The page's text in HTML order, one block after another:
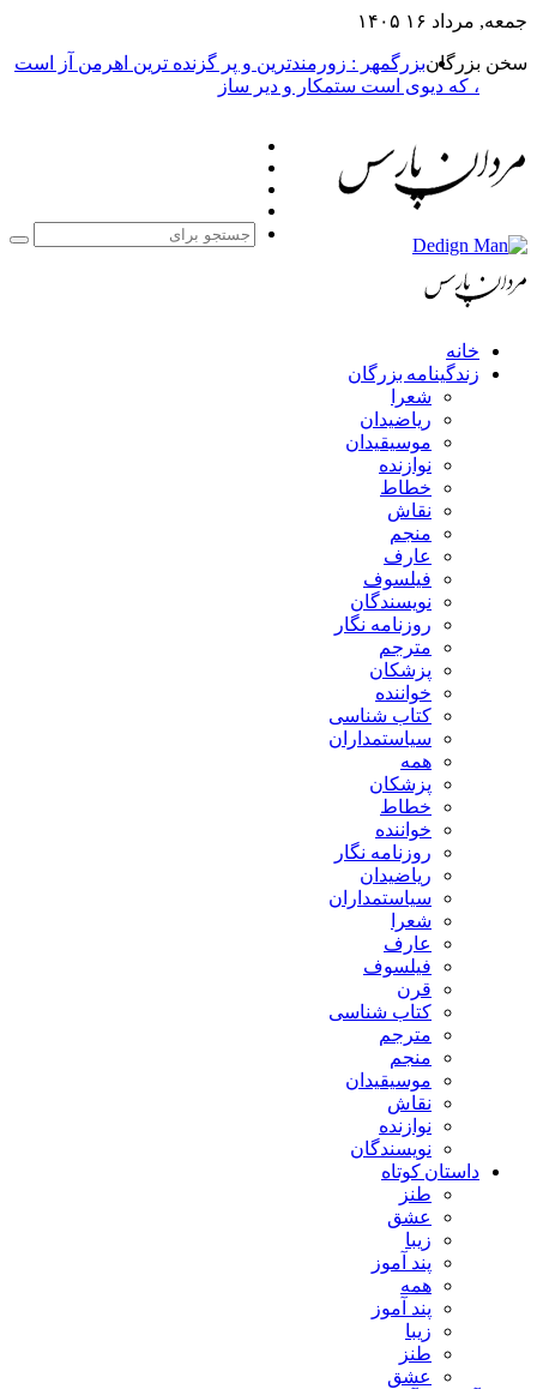
جمعه, مرداد ۱۶ ۱۴۰۵
سخن بزرگانبزرگمهر : زورمندترین و پر گزنده ترین اهرمن آز است
، که دیوی است ستمکار و دیر ساز
خانه
زندگینامه بزرگان
شعرا
ریاضیدان
موسیقیدان
نوازنده
خطاط
نقاش
منجم
عارف
فیلسوف
نویسندگان
روزنامه نگار
مترجم
پزشکان
خواننده
کتاب شناسی
سیاستمداران
همه
پزشکان
خطاط
خواننده
روزنامه نگار
ریاضیدان
سیاستمداران
شعرا
عارف
فیلسوف
قرن
کتاب شناسی
مترجم
منجم
موسیقیدان
نقاش
نوازنده
نویسندگان
داستان کوتاه
طنز
عشق
زیبا
پند آموز
همه
پند آموز
زیبا
طنز
عشق